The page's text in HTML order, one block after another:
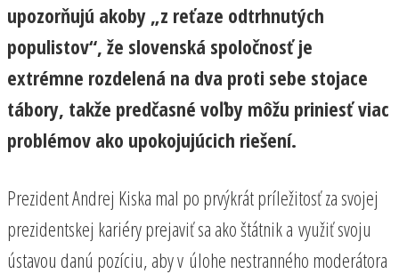
upozorňujú akoby „z reťaze odtrhnutých
populistov“, že slovenská spoločnosť je
extrémne rozdelená na dva proti sebe stojace
tábory, takže predčasné voľby môžu priniesť viac
problémov ako upokojujúcich riešení.
Prezident Andrej Kiska mal po prvýkrát príležitosť za svojej
prezidentskej kariéry prejaviť sa ako štátnik a využiť svoju
ústavou danú pozíciu, aby v úlohe nestranného moderátora